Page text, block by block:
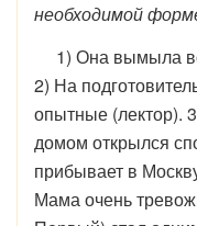
необходимой
1) Она вымыла
2) На
опытные (лектор).
домом открылся
прибывает в
Мама очень